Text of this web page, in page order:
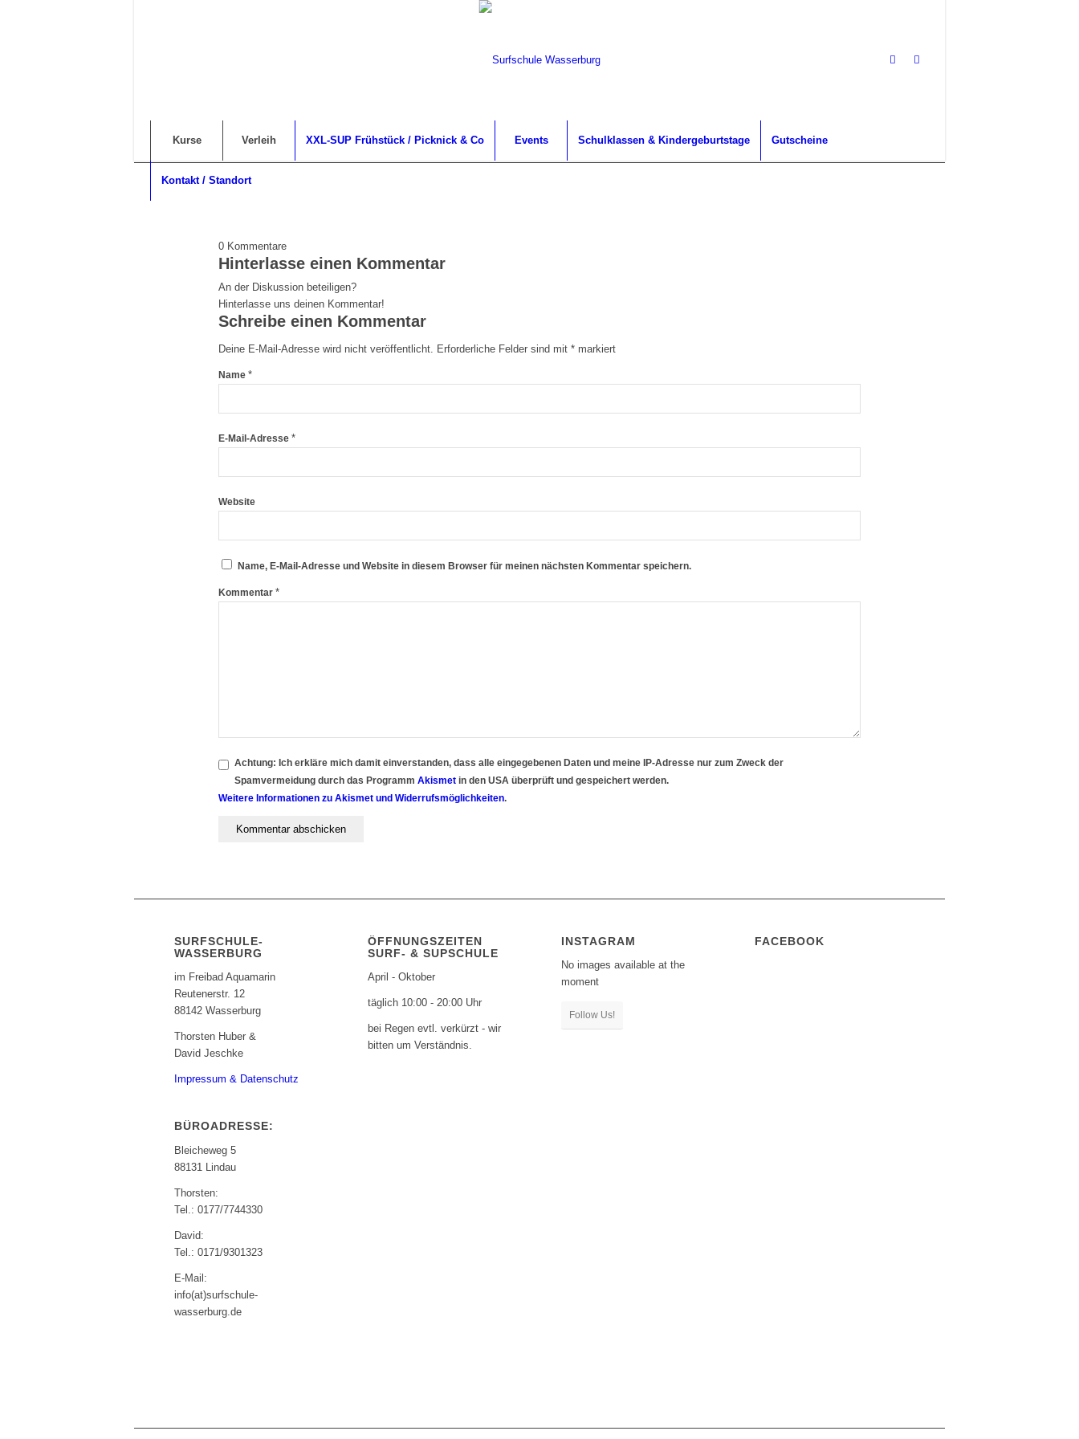
Kurse Verleih XXL-SUP Frühstück / Picknick & Co Events Schulklassen & Kindergeburtstage Gutscheine
Kontakt / Standort
0 Kommentare
Hinterlasse einen Kommentar
An der Diskussion beteiligen?
Hinterlasse uns deinen Kommentar!
Schreibe einen Kommentar
Deine E-Mail-Adresse wird nicht veröffentlicht. Erforderliche Felder sind mit * markiert
Name *
E-Mail-Adresse *
Website
Name, E-Mail-Adresse und Website in diesem Browser für meinen nächsten Kommentar speichern.
Kommentar *
Achtung: Ich erkläre mich damit einverstanden, dass alle eingegebenen Daten und meine IP-Adresse nur zum Zweck der
Spamvermeidung durch das Programm Akismet in den USA überprüft und gespeichert werden.
Weitere Informationen zu Akismet und Widerrufsmöglichkeiten.
SURFSCHULE-
WASSERBURG
im Freibad Aquamarin
Reutenerstr. 12
88142 Wasserburg
Thorsten Huber &
David Jeschke
Impressum & Datenschutz
BÜROADRESSE:
Bleicheweg 5
88131 Lindau
Thorsten:
Tel.: 0177/7744330
David:
Tel.: 0171/9301323
E-Mail:
info(at)surfschule-
wasserburg.de
ÖFFNUNGSZEITEN
SURF- & SUPSCHULE
April - Oktober
täglich 10:00 - 20:00 Uhr
bei Regen evtl. verkürzt - wir
bitten um Verständnis.
INSTAGRAM
No images available at the
moment
Follow Us!
FACEBOOK